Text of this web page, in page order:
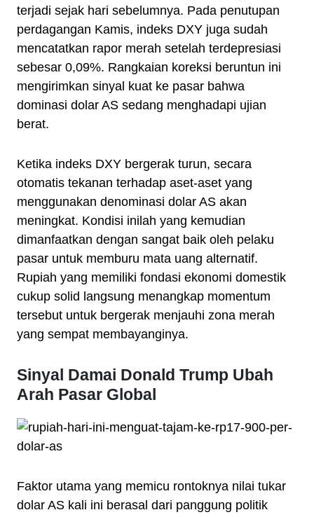
terjadi sejak hari sebelumnya. Pada penutupan
perdagangan Kamis, indeks DXY juga sudah
mencatatkan rapor merah setelah terdepresiasi
sebesar 0,09%. Rangkaian koreksi beruntun ini
mengirimkan sinyal kuat ke pasar bahwa
dominasi dolar AS sedang menghadapi ujian
berat.
Ketika indeks DXY bergerak turun, secara
otomatis tekanan terhadap aset-aset yang
menggunakan denominasi dolar AS akan
meningkat. Kondisi inilah yang kemudian
dimanfaatkan dengan sangat baik oleh pelaku
pasar untuk memburu mata uang alternatif.
Rupiah yang memiliki fondasi ekonomi domestik
cukup solid langsung menangkap momentum
tersebut untuk bergerak menjauhi zona merah
yang sempat membayanginya.
Sinyal Damai Donald Trump Ubah
Arah Pasar Global
Faktor utama yang memicu rontoknya nilai tukar
dolar AS kali ini berasal dari panggung politik